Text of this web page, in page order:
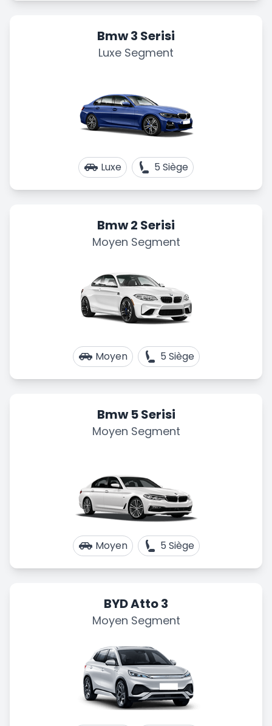
Bmw 3 Serisi
Luxe Segment
Luxe 5 Siège
Bmw 2 Serisi
Moyen Segment
Moyen 5 Siège
Bmw 5 Serisi
Moyen Segment
Moyen 5 Siège
BYD Atto 3
Moyen Segment